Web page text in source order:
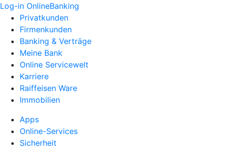
Log-in OnlineBanking
Privatkunden
Firmenkunden
Banking & Verträge
Meine Bank
Online Servicewelt
Karriere
Raiffeisen Ware
Immobilien
Apps
Online-Services
Sicherheit